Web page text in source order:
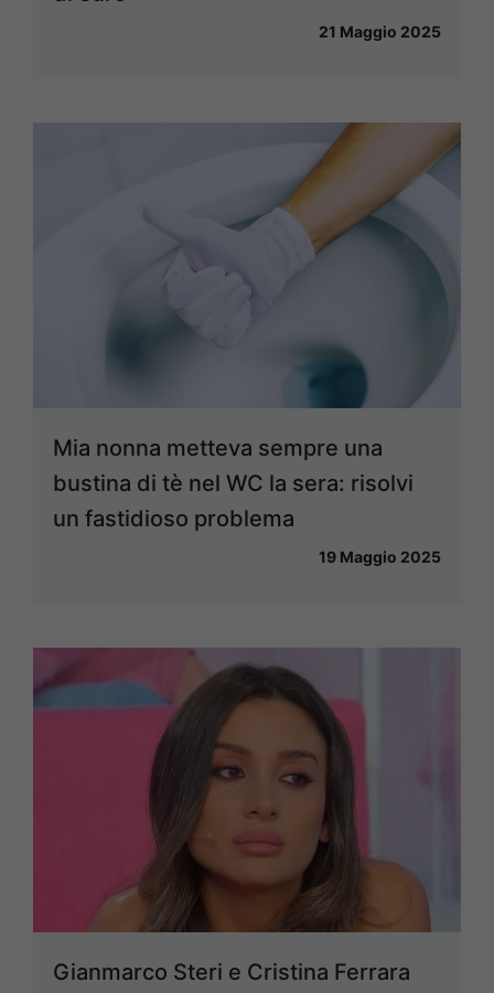
21 Maggio 2025
Mia nonna metteva sempre una
bustina di tè nel WC la sera: risolvi
un fastidioso problema
19 Maggio 2025
Gianmarco Steri e Cristina Ferrara